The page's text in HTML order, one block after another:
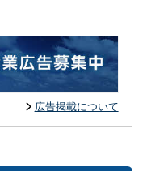
広告掲載について